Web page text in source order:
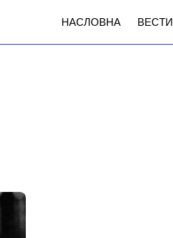
НАСЛОВНА ВЕСТИ